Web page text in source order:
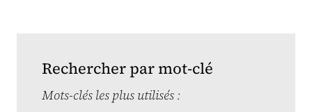
Rechercher par mot-clé
Mots-clés les plus utilisés :